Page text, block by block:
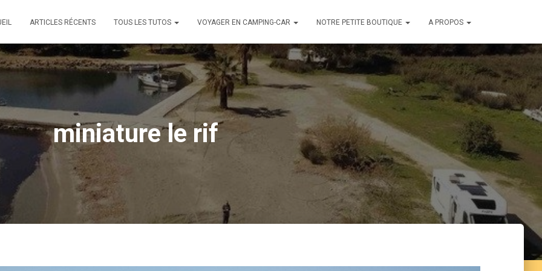
ARTICLES RÉCENTS TOUS LES TUTOS VOYAGER EN CAMPING-CAR NOTRE PETITE BOUTIQUE A PROPOS
miniature le rif